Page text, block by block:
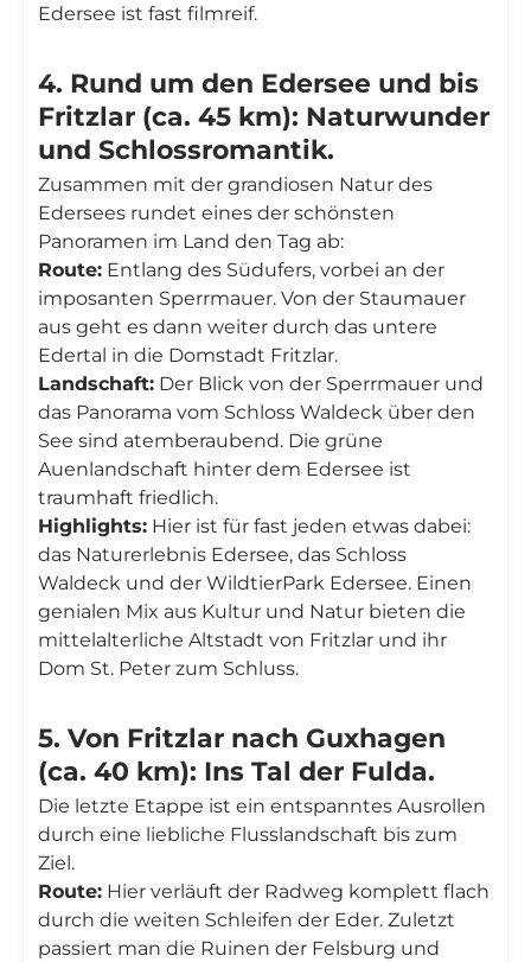
Edersee ist fast filmreif.
4. Rund um den Edersee und bis
Fritzlar (ca. 45 km): Naturwunder
und Schlossromantik.
Zusammen mit der grandiosen Natur des
Edersees rundet eines der schönsten
Panoramen im Land den Tag ab:
Route: Entlang des Südufers, vorbei an der
imposanten Sperrmauer. Von der Staumauer
aus geht es dann weiter durch das untere
Edertal in die Domstadt Fritzlar.
Landschaft: Der Blick von der Sperrmauer und
das Panorama vom Schloss Waldeck über den
See sind atemberaubend. Die grüne
Auenlandschaft hinter dem Edersee ist
traumhaft friedlich.
Highlights: Hier ist für fast jeden etwas dabei:
das Naturerlebnis Edersee, das Schloss
Waldeck und der WildtierPark Edersee. Einen
genialen Mix aus Kultur und Natur bieten die
mittelalterliche Altstadt von Fritzlar und ihr
Dom St. Peter zum Schluss.
5. Von Fritzlar nach Guxhagen
(ca. 40 km): Ins Tal der Fulda.
Die letzte Etappe ist ein entspanntes Ausrollen
durch eine liebliche Flusslandschaft bis zum
Ziel.
Route: Hier verläuft der Radweg komplett flach
durch die weiten Schleifen der Eder. Zuletzt
passiert man die Ruinen der Felsburg und